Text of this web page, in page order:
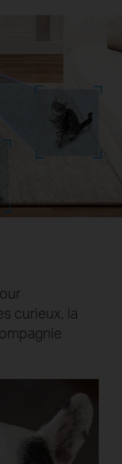
curieux, la